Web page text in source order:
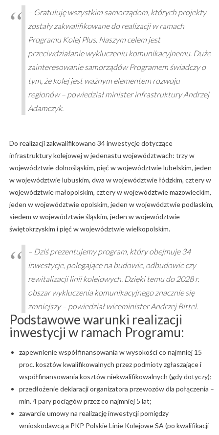
– Gratuluję wszystkim samorządom, których projekty
zostały zakwalifikowane do realizacji w ramach
Programu Kolej Plus. Naszym celem jest
przeciwdziałanie wykluczeniu komunikacyjnemu. Duże
zainteresowanie samorządów Programem świadczy o
tym, że kolej jest ważnym elementem rozwoju
regionów – powiedział minister infrastruktury Andrzej
Adamczyk.
Do realizacji zakwalifikowano 34 inwestycje dotyczące
infrastruktury kolejowej w jedenastu województwach: trzy w
województwie dolnośląskim, pięć w województwie lubelskim, jeden
w województwie lubuskim, dwa w województwie łódzkim, cztery w
województwie małopolskim, cztery w województwie mazowieckim,
jeden w województwie opolskim, jeden w województwie podlaskim,
siedem w województwie śląskim, jeden w województwie
świętokrzyskim i pięć w województwie wielkopolskim.
– Dziś prezentujemy program, który obejmuje 34
inwestycje, polegające na budowie, odbudowie czy
rewitalizacji linii kolejowych. Dzięki temu do 2028 r.
obszar wykluczenia komunikacyjnego znacznie się
zmniejszy – powiedział wiceminister Andrzej Bittel.
Podstawowe warunki realizacji
inwestycji w ramach Programu:
zapewnienie współfinansowania w wysokości co najmniej 15
proc. kosztów kwalifikowalnych przez podmioty zgłaszające i
współfinansowania kosztów niekwalifikowalnych (gdy dotyczy);
przedłożenie deklaracji organizatora przewozów dla połączenia –
min. 4 pary pociągów przez co najmniej 5 lat;
zawarcie umowy na realizację inwestycji pomiędzy
wnioskodawcą a PKP Polskie Linie Kolejowe SA (po kwalifikacji